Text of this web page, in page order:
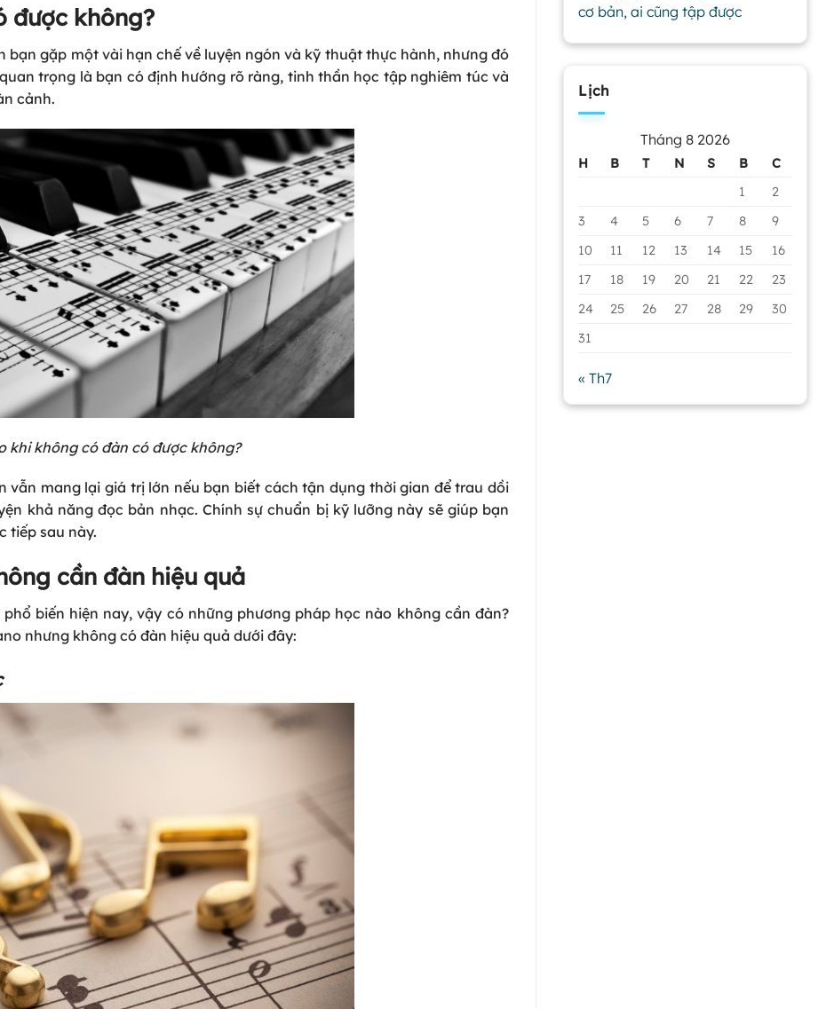
được không?
bạn gặp một vài hạn chế về luyện ngón và kỹ thuật thực hành, nhưng đó
trọng là bạn có định hướng rõ ràng, tinh thần học tập nghiêm túc và
cảnh.
khi không có đàn có được không?
vẫn mang lại giá trị lớn nếu bạn biết cách tận dụng thời gian để trau dồi
khả năng đọc bản nhạc. Chính sự chuẩn bị kỹ lưỡng này sẽ giúp bạn
tiếp sau này.
cần đàn hiệu quả
biến hiện nay, vậy có những phương pháp học nào không cần đàn?
nhưng không có đàn hiệu quả dưới đây:
cơ bản, ai cũng tập được
Lịch
Tháng 8 2026
H B T N S B
C
1
2
3
4 5 6 7 8
9
10
11 12 13 14 15
16
17
18 19 20 21 22
23
24
25 26 27 28 29
30
31
« Th7